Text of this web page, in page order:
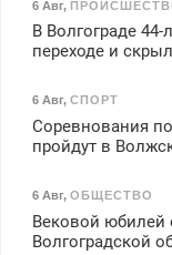
6 Авг,
В Волгограде
переходе и
6 Авг, СПОРТ
Соревнования
пройдут в
6 Авг, ОБЩЕСТВО
Вековой юбилей
Волгоградской